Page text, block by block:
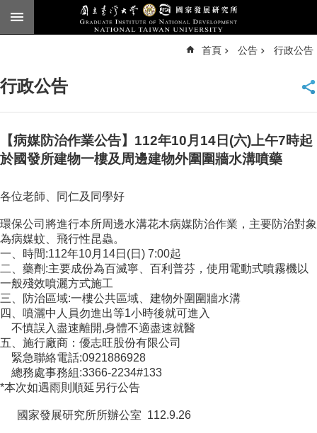
跳到主要內容區塊
臺
頁
English
告
本
所
簡
介
本
所
成
員
博
士
首頁 公告 行政公告
行政公告
【病媒防治作業公告】112年10月14日(六)上午7時起
於國發所建物一樓及周邊建物外圍圍牆水溝噴藥
各位老師、同仁及同學好
環保公司將進行本所周邊水溝花木病媒防治作業，主要防治對象
為病媒蚊、飛行性昆蟲。
一、時間:112年10月14日(日) 7:00起
二、藥劑:主要成份為百滅寧、百利普芬，使用電動式噴霧機以
一般殘效噴灑方式施工
三、防治區域:一樓公共區域、建物外圍圍牆水溝
四、噴灑中人員勿進出等1小時後就可進入
不慎誤入盡速離開,身體不適盡速就醫
五、施行廠商：優志旺股份有限公司
緊急聯絡電話:0921886928
總務處事務組:3366-2234#133
*本次如遇雨則順延另行公告
國家發展研究所所辦公室 112.9.26